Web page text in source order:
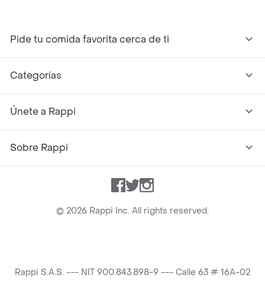
Pide tu comida favorita cerca de ti
Categorías
Únete a Rappi
Sobre Rappi
Facebook
TwitterInstagram
© 2026 Rappi Inc. All rights reserved.
Rappi S.A.S. --- NIT 900.843.898-9 --- Calle 63 # 16A-02